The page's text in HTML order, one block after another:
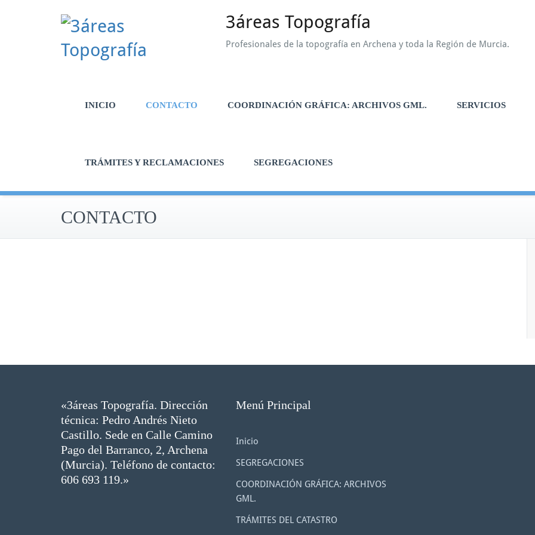
3áreas Topografía
Profesionales de la topografía en Archena y toda la Región de Murcia.
INICIO CONTACTO COORDINACIÓN GRÁFICA: ARCHIVOS GML. SERVICIOS
TRÁMITES Y RECLAMACIONES SEGREGACIONES
CONTACTO
«3áreas Topografía. Dirección
técnica: Pedro Andrés Nieto
Castillo. Sede en Calle Camino
Pago del Barranco, 2, Archena
(Murcia). Teléfono de contacto:
606 693 119.»
Menú Principal
Inicio
SEGREGACIONES
COORDINACIÓN GRÁFICA: ARCHIVOS
GML.
TRÁMITES DEL CATASTRO